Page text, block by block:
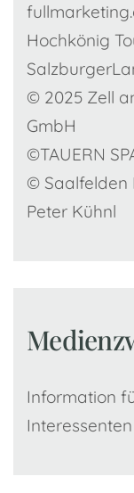
Hochkönig
© 2025 Zell
GmbH
©TAUERN
© Saalfelden
Peter Kühnl
Information